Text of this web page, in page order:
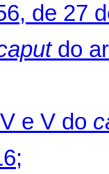
de 27
do
e V do